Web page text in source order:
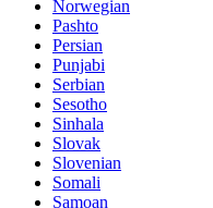
Norwegian
Pashto
Persian
Punjabi
Serbian
Sesotho
Sinhala
Slovak
Slovenian
Somali
Samoan